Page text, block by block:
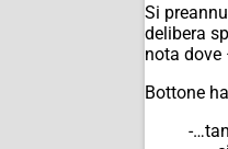
Si
delibera
nota dove
Bottone
-